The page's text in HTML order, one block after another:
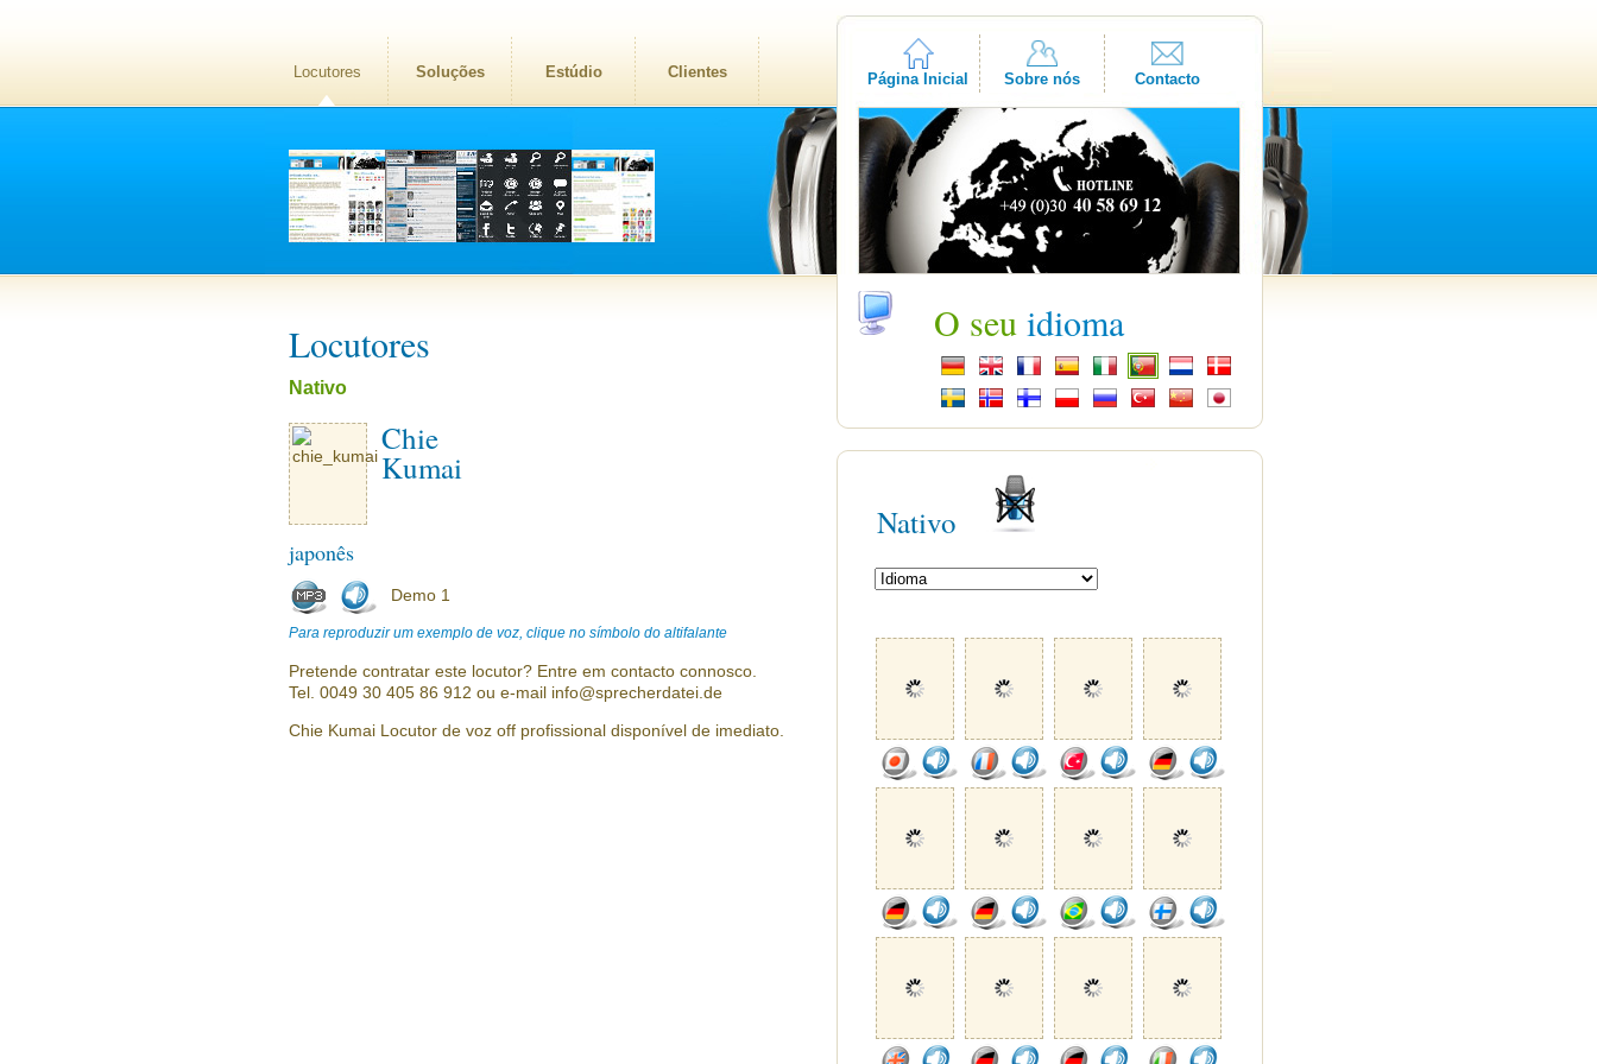
Locutores Soluções Estúdio Clientes Página Inicial Sobre nós Contacto
Locutores
Nativo
Chie
Kumai
japonês
Demo 1
Para reproduzir um exemplo de voz, clique no símbolo do altifalante
Pretende contratar este locutor? Entre em contacto connosco.
Tel. 0049 30 405 86 912 ou e-mail info@sprecherdatei.de
Chie Kumai Locutor de voz off profissional disponível de imediato.
O seu idioma
Nativo